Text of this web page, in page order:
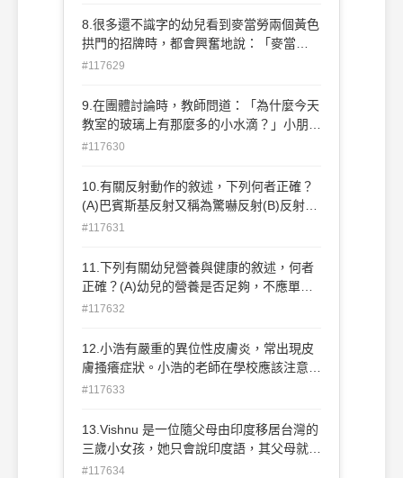
8.很多還不識字的幼兒看到麥當勞兩個黃色
拱門的招牌時，都會興奮地說：「麥當
勞！」 根據布魯納(J. Bruner)理論，這是
表徵 (enactive representation) (B)影像表
徵 (iconic representation)(C)反思表徵
#117629
9.在團體討論時，教師問道：「為什麼今天
教室的玻璃上有那麼多的小水滴？」小朋友
的回答是：「我爸爸帶我去洗車，有好多水
用來解釋這時幼兒的語言及認知發展？(A)
行為學派的「增強作用」(B)認知學派的
#117630
10.有關反射動作的敘述，下列何者正確？
(A)巴賓斯基反射又稱為驚嚇反射(B)反射作
用是個體對刺激的反應，是個體可以控制的
刻開始吸吮，這叫做摩羅反射(D)當我們用
手觸摸嬰兒的手掌時，他(她)的手會緊緊地
#117631
11.下列有關幼兒營養與健康的敘述，何者
正確？(A)幼兒的營養是否足夠，不應單從
進食的份量來判斷，也應該從性別、年齡與
慣，應該要定時定量，不要准許幼兒某餐吃
得多，另一餐又吃得少(C)當幼兒拒絕某項
該要求幼兒接受各式食物，即使幼兒拒絕，
也應該連哄帶騙讓幼兒吃下
#117632
12.小浩有嚴重的異位性皮膚炎，常出現皮
膚搔癢症狀。小浩的老師在學校應該注意什
麼？(A)儘量不要讓小浩接觸水和玩具，以
動，因為紫外線可以殺菌(C)儘量避免小浩
和別的幼兒有肢體接觸，以免加重症狀 (D)
#117633
13.Vishnu 是一位隨父母由印度移居台灣的
三歲小女孩，她只會說印度語，其父母就近
為她選擇了一所社區內的全中文幼稚園，
#117634